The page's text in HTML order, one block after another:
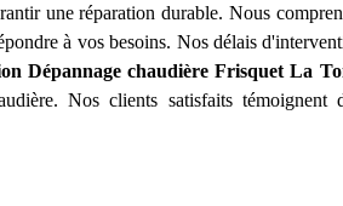
une réparation durable. Nous
à vos besoins. Nos délais
Dépannage chaudière Frisquet La
Nos clients satisfaits témoignent